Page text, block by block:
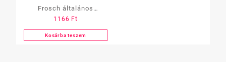
Frosch általános
tisztítószer narancsos
750ml
1166 Ft
Kosárba teszem